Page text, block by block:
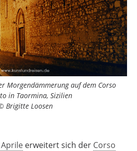
Morgendämmerung auf dem Corso
in Taormina, Sizilien
Brigitte Loosen
Aprile erweitert sich der Corso